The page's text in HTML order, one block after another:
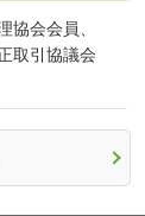
協会会員、
取引協議会